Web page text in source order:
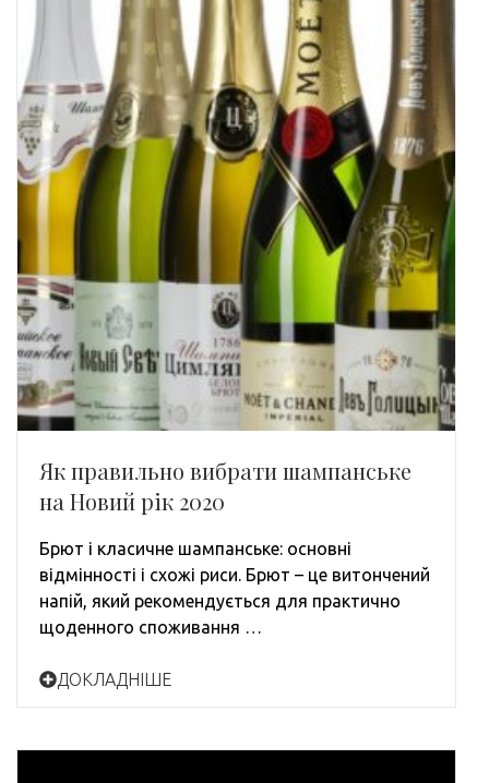
Як правильно вибрати шампанське
на Новий рік 2020
Брют і класичне шампанське: основні
відмінності і схожі риси. Брют – це витончений
напій, який рекомендується для практично
щоденного споживання …
ДОКЛАДНІШЕ